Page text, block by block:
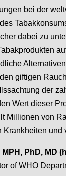
bei der
dabei zu
giftigen
der
Wert dieser
Millionen von
Krankheiten und
PhD, MD
of WHO